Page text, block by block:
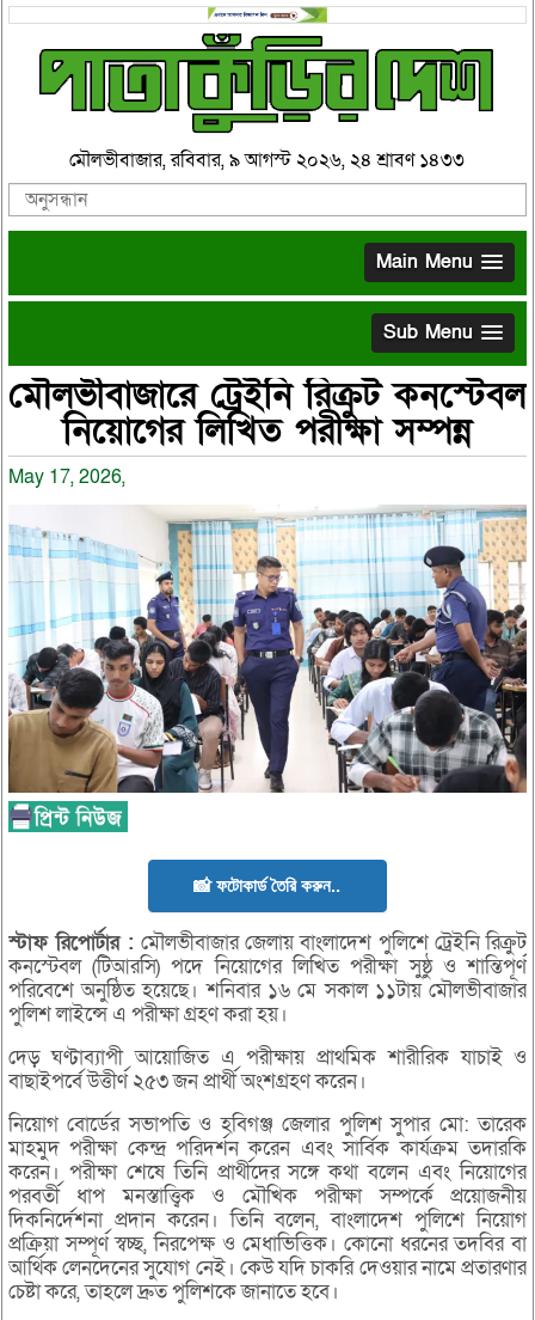
মৌলভীবাজার, রবিবার, ৯ আগস্ট ২০২৬, ২৪ শ্রাবণ ১৪৩৩
Main Menu
Sub Menu
মৌলভীবাজারে ট্রেইনি রিক্রুট কনস্টেবল
নিয়োগের লিখিত পরীক্ষা সম্পন্ন
May 17, 2026,
📸 ফটোকার্ড তৈরি করুন..
স্টাফরিপোর্টার : মৌলভীবাজার জেলায় বাংলাদেশ পুলিশে ট্রেইনি রিক্রুট
কনস্টেবল (টিআরসি) পদে নিয়োগের লিখিত পরীক্ষা সুষ্ঠু ও শান্তিপূর্ণ
পরিবেশে অনুষ্ঠিত হয়েছে। শনিবার ১৬ মে সকাল ১১টায় মৌলভীবাজার
পুলিশ লাইন্সে এ পরীক্ষা গ্রহণ করা হয়।
দেড় ঘণ্টাব্যাপী আয়োজিত এ পরীক্ষায় প্রাথমিক শারীরিক যাচাই ও
বাছাইপর্বে উত্তীর্ণ ২৫৩ জন প্রার্থী অংশগ্রহণ করেন।
নিয়োগ বোর্ডের সভাপতি ও হবিগঞ্জ জেলার পুলিশ সুপার মো: তারেক
মাহমুদ পরীক্ষা কেন্দ্র পরিদর্শন করেন এবং সার্বিক কার্যক্রম তদারকি
করেন। পরীক্ষা শেষে তিনি প্রার্থীদের সঙ্গে কথা বলেন এবং নিয়োগের
পরবর্তী ধাপ মনস্তাত্ত্বিক ও মৌখিক পরীক্ষা সম্পর্কে প্রয়োজনীয়
দিকনির্দেশনা প্রদান করেন। তিনি বলেন, বাংলাদেশ পুলিশে নিয়োগ
প্রক্রিয়া সম্পূর্ণ স্বচ্ছ, নিরপেক্ষ ও মেধাভিত্তিক। কোনো ধরনের তদবির বা
আর্থিক লেনদেনের সুযোগ নেই। কেউ যদি চাকরি দেওয়ার নামে প্রতারণার
চেষ্টা করে, তাহলে দ্রুত পুলিশকে জানাতে হবে।